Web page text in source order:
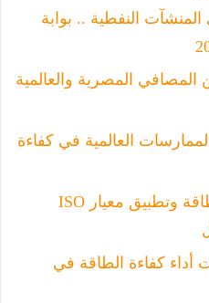
النفطية .. بوابة
المصافي المصرية والعالمية
العالمية في كفاءة
4 فوائد لخطة كفاءة الطاقة وتطبيق معيار ISO
كفاءة الطاقة في